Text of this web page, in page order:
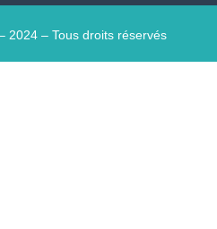
2024 – Tous droits réservés